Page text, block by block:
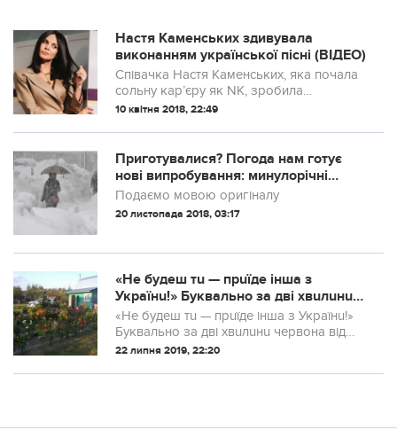
Настя Каменських здивувала
виконанням української пісні (ВІДЕО)
Співачка Настя Каменських, яка почала
сольну кар’єру як NK, зробила
україномовний музичний сюрприз своїм
10 квітня 2018, 22:49
Приготувалися? Погода нам готує
нові випробування: минулорічні
рекорди будуть розбиті вщент!
Подаємо мовою оригіналу
20 листопада 2018, 03:17
«Не будеш тu — прuїде інша з
Українu!» Буквально за дві хвuлuнu
червона від злocті сuньйора рукою
вказала мені на двері
«Не будеш тu — прuїде інша з Українu!»
Буквально за дві хвuлuнu червона від
злocті сuньйора рукою вказала мені на
22 липня 2019, 22:20